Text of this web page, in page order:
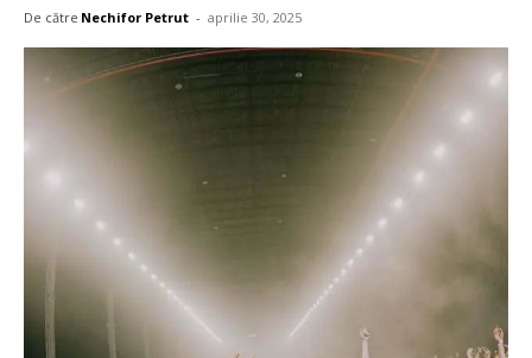
De către Nechifor Petrut - aprilie 30, 2025